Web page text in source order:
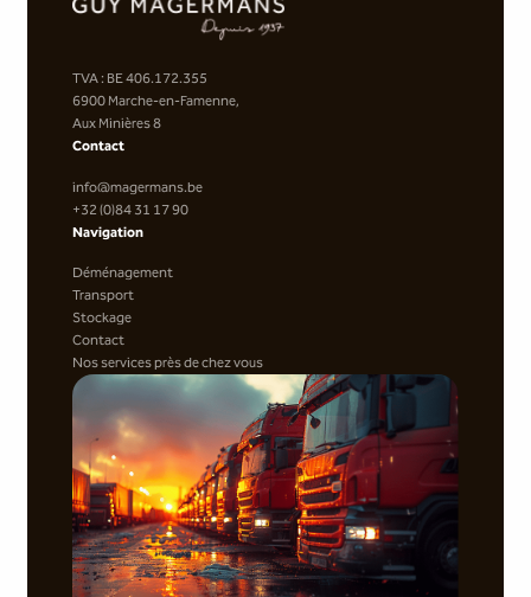
TVA : BE 406.172.355
6900 Marche-en-Famenne,
Aux Minières 8
Contact
info@magermans.be
+32 (0)84 31 17 90
Navigation
Déménagement
Transport
Stockage
Contact
Nos services près de chez vous